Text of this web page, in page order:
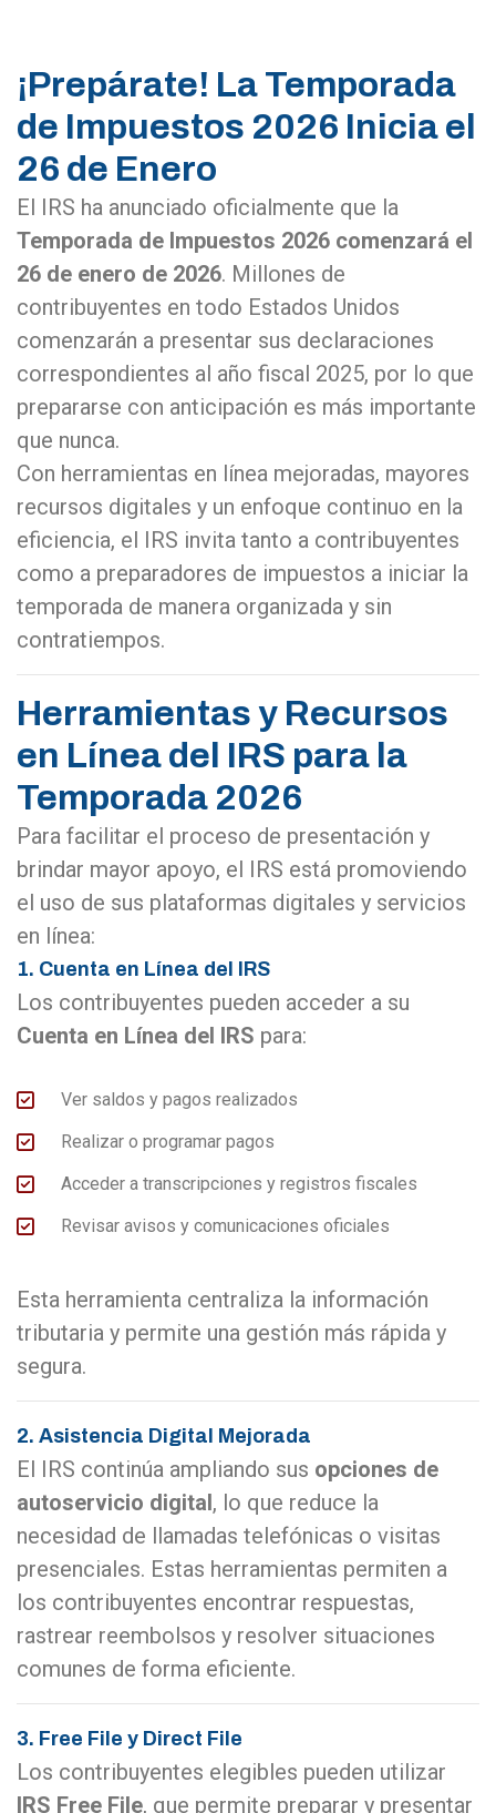
¡Prepárate! La Temporada
de Impuestos 2026 Inicia el
26 de Enero
El IRS ha anunciado oficialmente que la
Temporada de Impuestos 2026 comenzará el
26 de enero de 2026. Millones de
contribuyentes en todo Estados Unidos
comenzarán a presentar sus declaraciones
correspondientes al año fiscal 2025, por lo que
prepararse con anticipación es más importante
que nunca.
Con herramientas en línea mejoradas, mayores
recursos digitales y un enfoque continuo en la
eficiencia, el IRS invita tanto a contribuyentes
como a preparadores de impuestos a iniciar la
temporada de manera organizada y sin
contratiempos.
Herramientas y Recursos
en Línea del IRS para la
Temporada 2026
Para facilitar el proceso de presentación y
brindar mayor apoyo, el IRS está promoviendo
el uso de sus plataformas digitales y servicios
en línea:
1. Cuenta en Línea del IRS
Los contribuyentes pueden acceder a su
Cuenta en Línea del IRS para:
Ver saldos y pagos realizados
Realizar o programar pagos
Acceder a transcripciones y registros fiscales
Revisar avisos y comunicaciones oficiales
Esta herramienta centraliza la información
tributaria y permite una gestión más rápida y
segura.
2. Asistencia Digital Mejorada
El IRS continúa ampliando sus opciones de
autoservicio digital, lo que reduce la
necesidad de llamadas telefónicas o visitas
presenciales. Estas herramientas permiten a
los contribuyentes encontrar respuestas,
rastrear reembolsos y resolver situaciones
comunes de forma eficiente.
3. Free File y Direct File
Los contribuyentes elegibles pueden utilizar
IRS Free File, que permite preparar y presentar